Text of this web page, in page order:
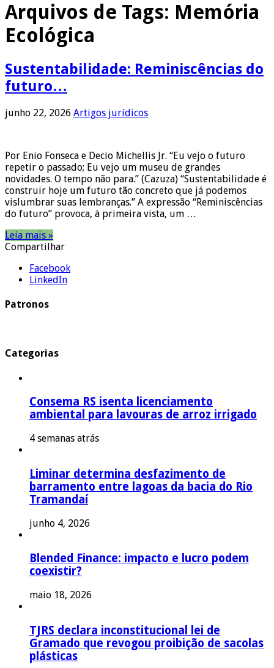
Arquivos de Tags: Memória
Ecológica
Sustentabilidade: Reminiscências do
futuro…
junho 22, 2026 Artigos jurídicos
Por Enio Fonseca e Decio Michellis Jr. “Eu vejo o futuro
repetir o passado; Eu vejo um museu de grandes
novidades. O tempo não para.” (Cazuza) “Sustentabilidade é
construir hoje um futuro tão concreto que já podemos
vislumbrar suas lembranças.” A expressão “Reminiscências
do futuro” provoca, à primeira vista, um …
Leia mais »
Compartilhar
Facebook
LinkedIn
Patronos
Categorias
Consema RS isenta licenciamento
ambiental para lavouras de arroz irrigado
4 semanas atrás
Liminar determina desfazimento de
barramento entre lagoas da bacia do Rio
Tramandaí
junho 4, 2026
Blended Finance: impacto e lucro podem
coexistir?
maio 18, 2026
TJRS declara inconstitucional lei de
Gramado que revogou proibição de sacolas
plásticas